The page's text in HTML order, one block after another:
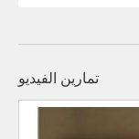
تمارين الفيديو